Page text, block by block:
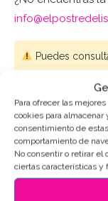
Para ofrecer las
cookies para
consentimiento de
comportamiento de
No consentir o retirar
ciertas características y
Puedes
SKU: 4795